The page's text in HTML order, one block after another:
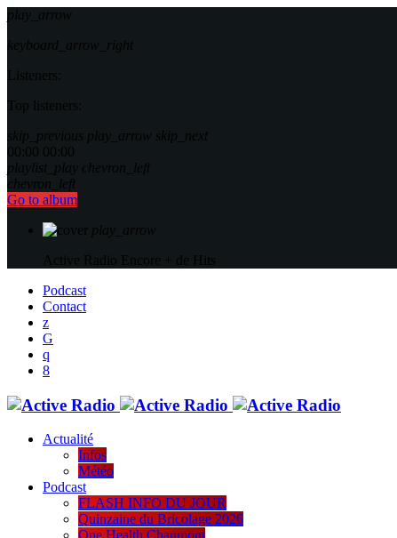
play_arrow
keyboard_arrow_right
Listeners:
Top listeners:
skip_previous play_arrow skip_next
00:00 00:00
playlist_play chevron_left
chevron_left
Go to album
play_arrow
Active Radio Encore + de Hits
Podcast
Contact
Actualité
Infos
Météo
Podcast
FLASH INFO DU JOUR
Quinzaine du Bricolage 2026